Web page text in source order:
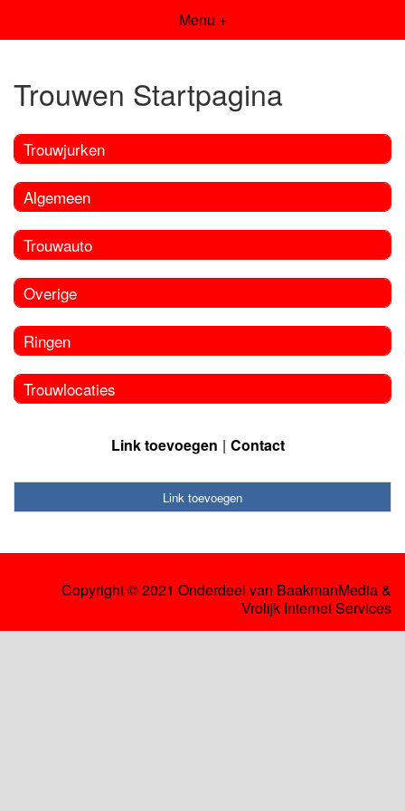
Menu +
Trouwen Startpagina
Trouwjurken
Algemeen
Trouwauto
Overige
Ringen
Trouwlocaties
Link toevoegen Contact
Link toevoegen
Copyright © 2021 Onderdeel van BaakmanMedia&
Vrolijk Internet Services